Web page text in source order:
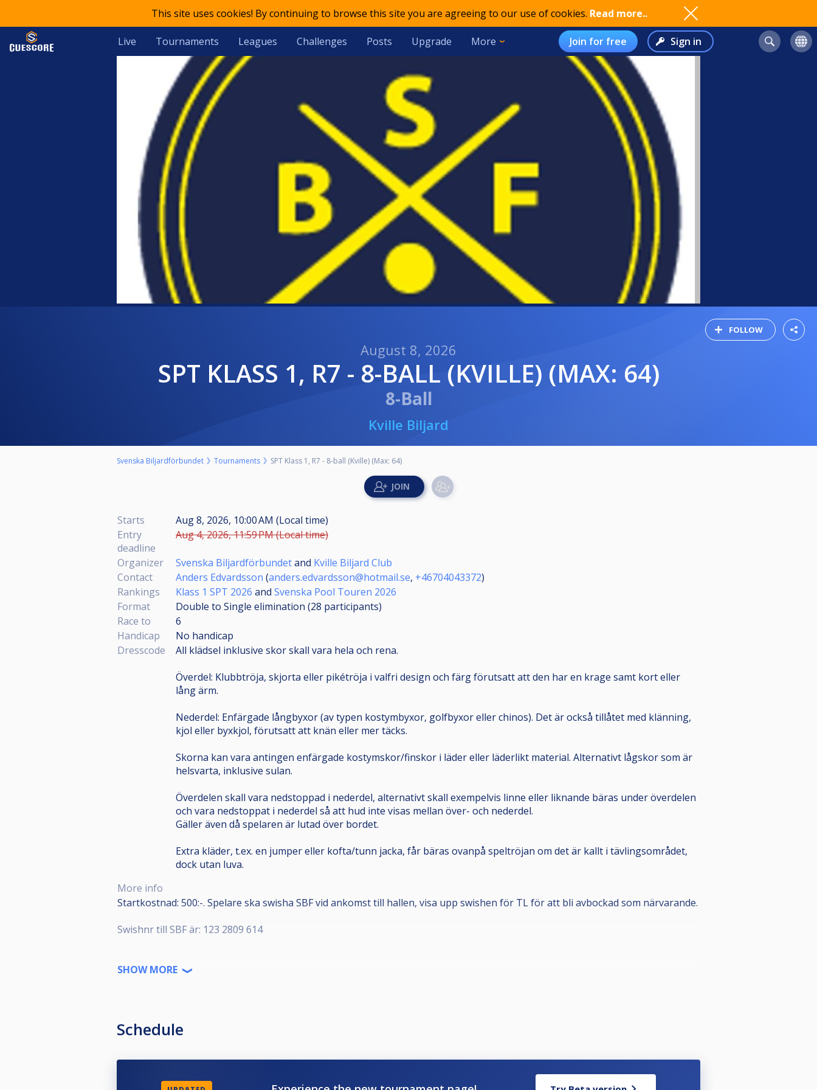
This site uses cookies! By continuing to browse this site you are agreeing to our use of cookies. Read more..
Live Tournaments Leagues Challenges Posts Upgrade More Join for free Sign in
FOLLOW
August 8, 2026
SPT KLASS 1, R7 - 8-BALL (KVILLE) (MAX: 64)
8-Ball
Kville Biljard
Svenska Biljardförbundet Tournaments SPT Klass 1, R7 - 8-ball (Kville) (Max: 64)
Starts
Aug 8, 2026, 10:00 AM (Local time)
Entry
deadline
Aug 4, 2026, 11:59 PM (Local time)
Organizer Svenska Biljardförbundetand Kville Biljard Club
Contact
Anders Edvardsson (anders.edvardsson@hotmail.se, +46704043372)
Rankings
Klass 1 SPT 2026 and Svenska Pool Touren 2026
Format
Double to Single elimination (28 participants)
Race to
6
Handicap
No handicap
Dresscode
All klädsel inklusive skor skall vara hela och rena.
Överdel: Klubbtröja, skjorta eller pikétröja i valfri design och färg förutsatt att den har en krage samt kort eller
lång ärm.
Nederdel: Enfärgade långbyxor (av typen kostymbyxor, golfbyxor eller chinos). Det är också tillåtet med klänning,
kjol eller byxkjol, förutsatt att knän eller mer täcks.
Skorna kan vara antingen enfärgade kostymskor/finskor i läder eller läderlikt material. Alternativt lågskor som är
helsvarta, inklusive sulan.
Överdelen skall vara nedstoppad i nederdel, alternativt skall exempelvis linne eller liknande bäras under överdelen
och vara nedstoppat i nederdel så att hud inte visas mellan över- och nederdel.
Gäller även då spelaren är lutad över bordet.
Extra kläder, t.ex. en jumper eller kofta/tunn jacka, får bäras ovanpå speltröjan om det är kallt i tävlingsområdet,
dock utan luva.
More info
Startkostnad: 500:-. Spelare ska swisha SBF vid ankomst till hallen, visa upp swishen för TL för att bli avbockad som närvarande.
Swishnr till SBF är: 123 2809 614
ansluten biljardförening. Medlemskapet innebär att man får en tävlingslicens, och att klubben registrerar spelaren som
"Spelare" på IdrottOnline.
Alla anmälda ska representera en förening. Om din förening inte framgår i din profil, kontakta styrelsen i din förening som kan
SHOW MORE
Schedule